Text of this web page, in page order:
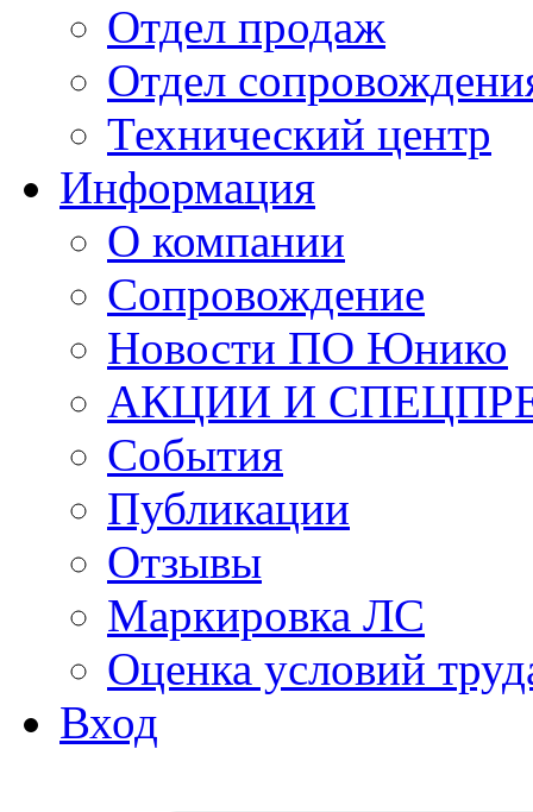
Отдел продаж
Отдел
Технический центр
Информация
О компании
Сопровождение
Новости ПО Юнико
АКЦИИ И
События
Публикации
Отзывы
Маркировка ЛС
Оценка условий
Вход